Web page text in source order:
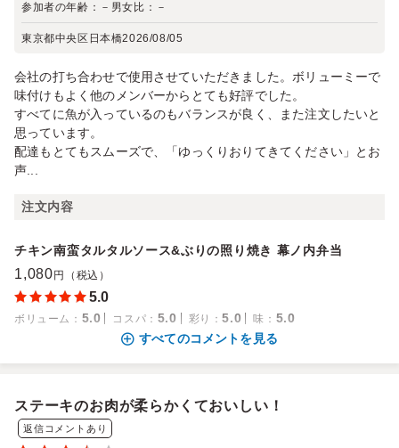
参加者の年齢： － 男女比： －
東京都中央区日本橋2026/08/05
会社の打ち合わせで使用させていただきました。ボリューミーで
味付けもよく他のメンバーからとても好評でした。
すべてに魚が入っているのもバランスが良く、また注文したいと
思っています。
配達もとてもスムーズで、「ゆっくりおりてきてください」とお
声...
注文内容
チキン南蛮タルタルソース&ぶりの照り焼き 幕ノ内弁当
1,080 円（税込）
5.0
ボリューム ： 5.0 コスパ ： 5.0 彩り ：5.0 味 ： 5.0
すべてのコメントを見る
ステーキのお肉が柔らかくておいしい！
返信コメントあり